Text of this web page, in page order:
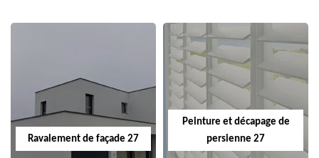
Ravalement de façade 27
Peinture et décapage de
persienne 27